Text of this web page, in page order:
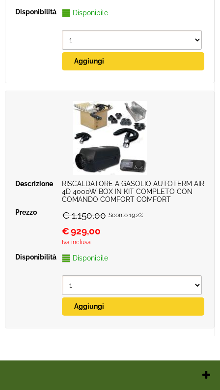
Disponibile
RISCALDATORE A GASOLIO AUTOTERM AIR
4D 4000W BOX IN KIT COMPLETO CON
COMANDO COMFORT COMFORT
€ 1.150,00 Sconto 19.2%
€929,00
Iva inclusa
Disponibile